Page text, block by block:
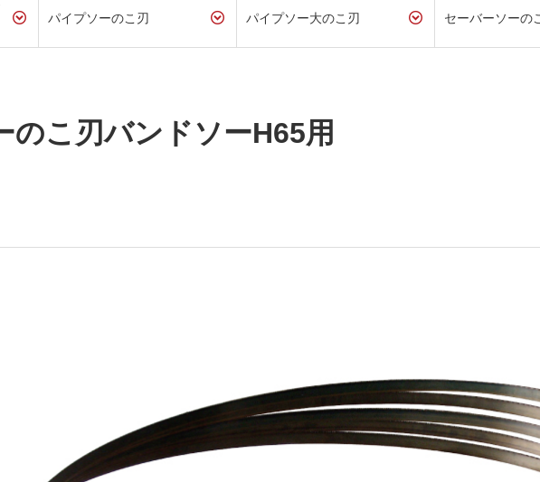
パイプソーのこ刃 パイプソー大のこ刃 セーバーソーの
のこ刃バンドソーH65用